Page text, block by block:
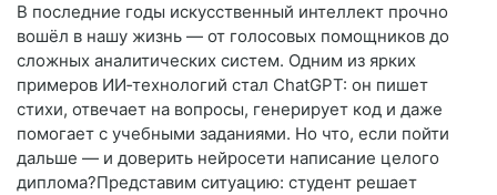
В последние годы искусственный интеллект прочно
вошёл в нашу жизнь — от голосовых помощников до
сложных аналитических систем. Одним из ярких
примеров ИИ‑технологий стал ChatGPT: он пишет
стихи, отвечает на вопросы, генерирует код и даже
помогает с учебными заданиями. Но что, если пойти
дальше — и доверить нейросети написание целого
диплома?Представим ситуацию: студент решает